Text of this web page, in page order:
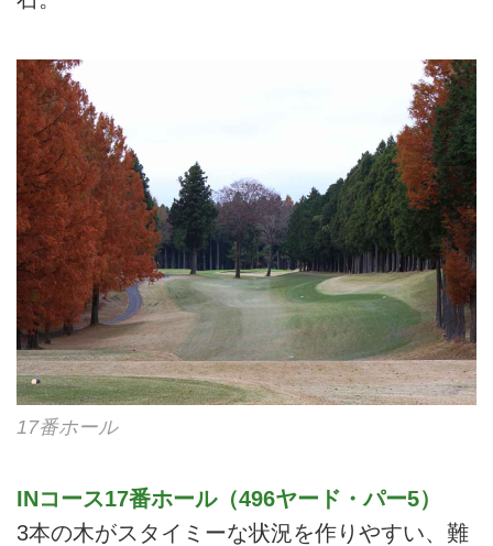
17番ホール
INコース17番ホール（496ヤード・パー5）
3本の木がスタイミーな状況を作りやすい、難